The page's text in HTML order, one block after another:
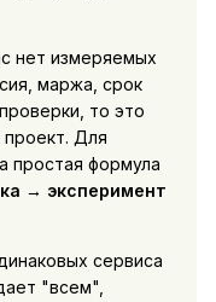
нет измеряемых
маржа, срок
то это
проект. Для
простая формула
→ эксперимент
сервиса
"всем",